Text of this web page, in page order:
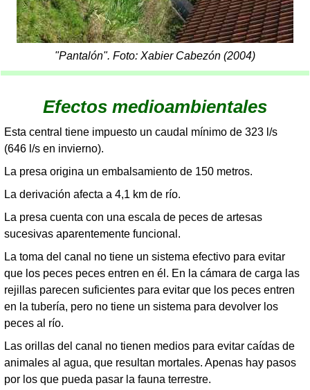
"Pantalón". Foto: Xabier Cabezón (2004)
Efectos medioambientales
Esta central tiene impuesto un caudal mínimo de 323 l/s
(646 l/s en invierno).
La presa origina un embalsamiento de 150 metros.
La derivación afecta a 4,1 km de río.
La presa cuenta con una escala de peces de artesas
sucesivas aparentemente funcional.
La toma del canal no tiene un sistema efectivo para evitar
que los peces peces entren en él. En la cámara de carga las
rejillas parecen suficientes para evitar que los peces entren
en la tubería, pero no tiene un sistema para devolver los
peces al río.
Las orillas del canal no tienen medios para evitar caídas de
animales al agua, que resultan mortales. Apenas hay pasos
por los que pueda pasar la fauna terrestre.